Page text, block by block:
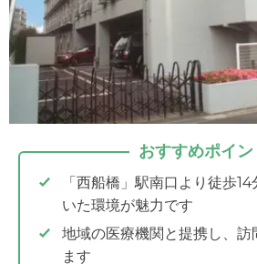
おすすめポイン
「西船橋」駅南口より徒歩
いた環境が魅力です
地域の医療機関と提携し、訪
ます